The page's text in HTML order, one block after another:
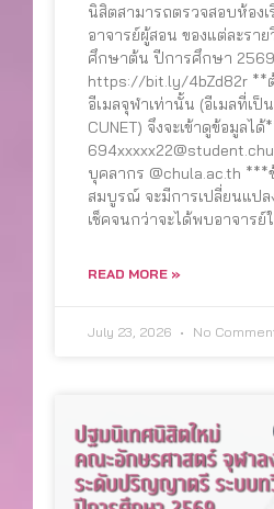
นิสิตสามารถตรวจสอบห้อง
อาจารย์ผู้สอน ของแต่ละรา
ศึกษาต้น ปีการศึกษา
https://bit.ly/4bZd82r **ต้
อีเมลจุฬาเท่านั้น (อีเมลที่เ
CUNET) จึงจะเข้าดูข้อมูลได้
บุคลากร @chula.ac.th ***
สมบูรณ์ จะมีการเปลี่ยนแปล
เช็คจนกว่าจะได้พบอาจารย์
READ MORE »
July 23, 2026 No